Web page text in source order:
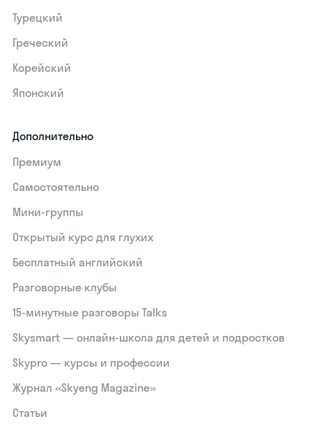
Турецкий
Греческий
Корейский
Японский
Дополнительно
Премиум
Самостоятельно
Мини-группы
Открытый курс для глухих
Бесплатный английский
Разговорные клубы
15‑минутные разговоры Talks
Skysmart — онлайн-школа для детей и подростков
Skypro — курсы и профессии
Журнал «Skyeng Magazine»
Статьи